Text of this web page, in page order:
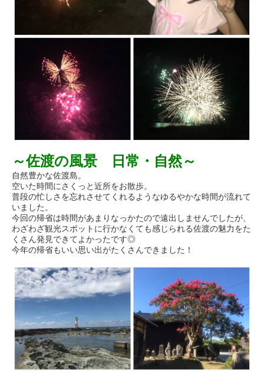
～佐渡の風景 日常・自然～
自然豊かな佐渡島。
空いた時間にさくっと近所をお散歩。
普段の忙しさを忘れさせてくれるようなゆるやかな時間が流れて
いました。
今回の帰省は時間があまりなっかたので遠出しませんでしたが、
わざわざ観光スポットに行かなくても感じられる佐渡の魅力をた
くさん発見できてよかったです◎
今年の帰省もいい思い出がたくさんできました！